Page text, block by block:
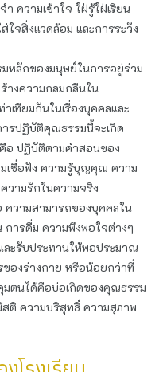
ความเข้าใจ ใฝ่รู้ใฝ่เรียน
ใจสิ่งแวดล้อม และการระวัง
หลักของมนุษย์ในการอยู่ร่วม
างความกลมกลืนใน
เทียมกันในเรื่องบุคคลและ
รปฏิบัติคุณธรรมนี้จะเกิด
อ ปฏิบัติตามคำสอนของ
เชื่อฟัง ความรู้บุญคุณ ความ
วามรักในความจริง
ความสามารถของบุคคลใน
ารดื่ม ความพึงพอใจต่างๆ
ะรับประทานให้พอประมาณ
ของร่างกาย หรือน้อยกว่าที่
ตนได้คือบ่อเกิดของคุณธรรม
ติ ความบริสุทธิ์ ความสุภาพ